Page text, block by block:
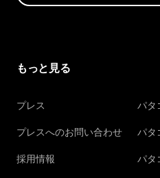
もっと見る
プレス
プレスへのお問い合わせ
採用情報
パタ
パタ
パタ